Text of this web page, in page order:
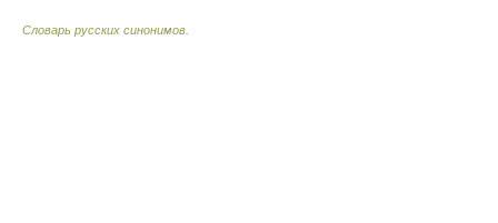
Словарь русских синонимов